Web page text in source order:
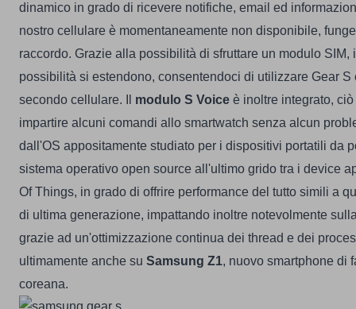
dinamico in grado di ricevere notifiche, email ed
nostro cellulare è momentaneamente non disponibile,
raccordo. Grazie alla possibilità di sfruttare un modulo SIM,
possibilità si estendono, consentendoci di utilizzare Gear S
secondo cellulare. Il modulo S Voice è inoltre integrato,
impartire alcuni comandi allo smartwatch senza alcun
dall'OS appositamente studiato per i dispositivi portatili da
sistema operativo open source all'ultimo grido tra i device
Of Things, in grado di offrire performance del tutto simili a
di ultima generazione, impattando inoltre notevolmente
grazie ad un'ottimizzazione continua dei thread e dei
ultimamente anche su Samsung Z1, nuovo smartphone di
coreana.